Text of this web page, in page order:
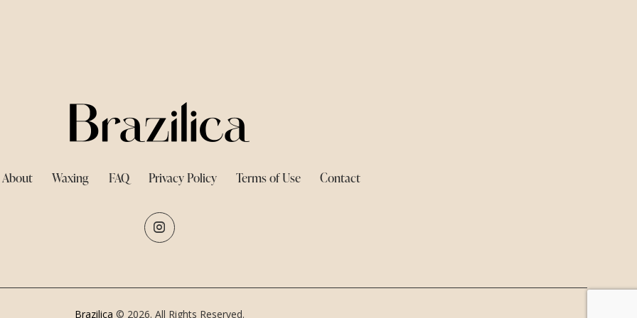
About Waxing FAQ Privacy Policy Terms of Use Contact
Brazilica © 2026. All Rights Reserved.